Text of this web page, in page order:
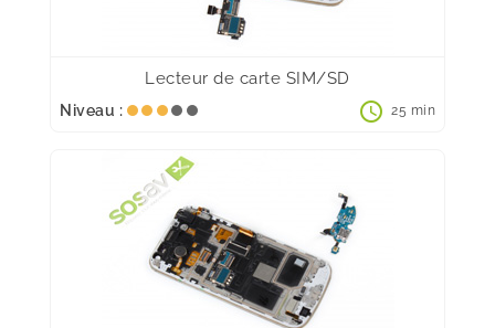
Lecteur de carte SIM/SD
Niveau : schedule 25 min